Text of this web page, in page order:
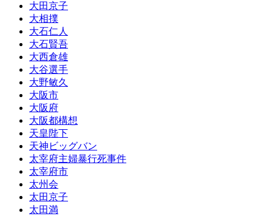
大田京子
大相撲
大石仁人
大石賢吾
大西倉雄
大谷選手
大野敏久
大阪市
大阪府
大阪都構想
天皇陛下
天神ビッグバン
太宰府主婦暴行死事件
太宰府市
太州会
太田京子
太田満